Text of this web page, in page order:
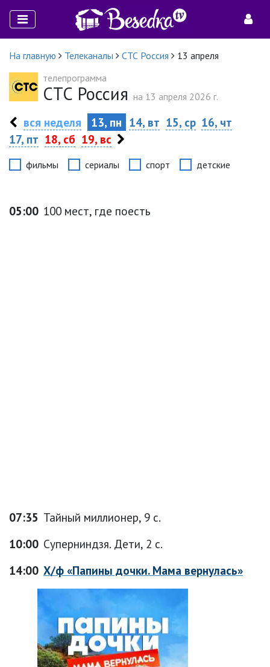
На главную Телеканалы СТС Россия
13 апреля
телепрограмма
СТС Россия на 13 апреля 2026 г.
вся неделя 13, пн 14, вт 15, ср 16, чт
17, пт 18, сб 19, вс
фильмы сериалы спорт детские
05:00 100 мест, где поесть
07:35 Тайный миллионер, 9 с.
10:00 Суперниндзя. Дети, 2 с.
14:00 Х/ф «Папины дочки. Мама вернулась»